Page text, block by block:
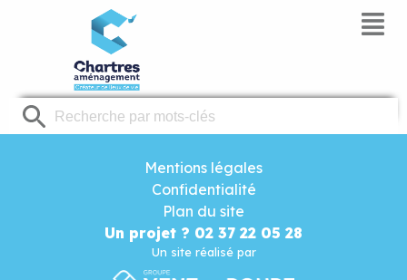
Mentions légales
Confidentialité
Plan du site
Un projet ? 02 37 22 05 28
Un site réalisé par
Panneau de gestion des cookies